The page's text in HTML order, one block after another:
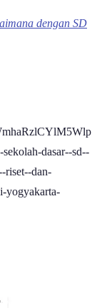
dengan SD
dasar--sd--
riset--dan-
yogyakarta-